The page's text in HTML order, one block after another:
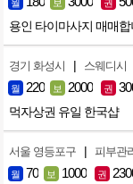
월 보 권
용인 타이마사지 매매
경기 화성시 | 스웨디시
월 220 보 2000 권
먹자상권 유일 한국샵
서울 영등포구 | 피부관
월 70 보 1000 권